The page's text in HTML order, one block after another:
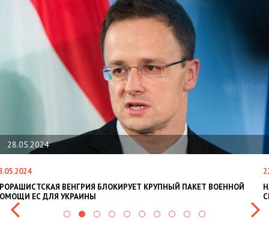
28.05.2024
ВЕНГРИЯ БЛОКИРУЕТ КРУПНЫЙ ПАКЕТ ВОЕННОЙ
ЕС ДЛЯ УКРАИНЫ